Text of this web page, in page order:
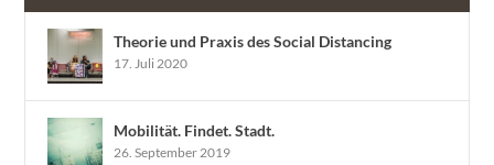
Theorie und Praxis des Social Distancing
17. Juli 2020
Mobilität. Findet. Stadt.
26. September 2019